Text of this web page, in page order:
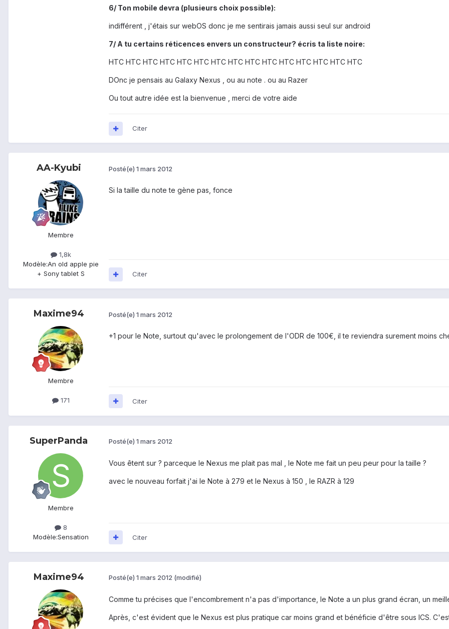
6/ Ton mobile devra (plusieurs choix possible):
indifférent , j'étais sur webOS donc je me sentirais jamais aussi seul sur android
7/ A tu certains réticences envers un constructeur? écris ta liste noire:
HTC HTC HTC HTC HTC HTC HTC HTC HTC HTC HTC HTC HTC HTC HTC
DOnc je pensais au Galaxy Nexus , ou au note . ou au Razer
Ou tout autre idée est la bienvenue , merci de votre aide
Citer
AA-Kyubi
Membre
1,8k
Modèle:An old apple pie
+ Sony tablet S
Posté(e) 1 mars 2012
Si la taille du note te gène pas, fonce
Citer
Maxime94
Membre
171
Posté(e) 1 mars 2012
+1 pour le Note, surtout qu'avec le prolongement de l'ODR de 100€, il te reviendra surement moins
Citer
SuperPanda
Membre
8
Modèle:Sensation
Posté(e) 1 mars 2012
Vous êtent sur ? parceque le Nexus me plait pas mal , le Note me fait un peu peur pour la taille ?
avec le nouveau forfait j'ai le Note à 279 et le Nexus à 150 , le RAZR à 129
Citer
Maxime94 Posté(e) 1 mars 2012 (modifié)
Comme tu précises que l'encombrement n'a pas d'importance, le Note a un plus grand écran, un
Après, c'est évident que le Nexus est plus pratique car moins grand et bénéficie d'être sous ICS.